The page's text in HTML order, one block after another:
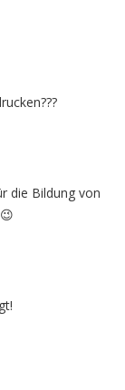
die Bildung von